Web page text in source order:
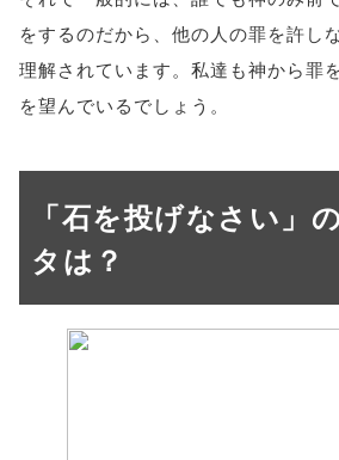
をするのだから、他の人の罪を許し
理解されています。私達も神から罪
を望んでいるでしょう。
「石を投げなさい」
タは？